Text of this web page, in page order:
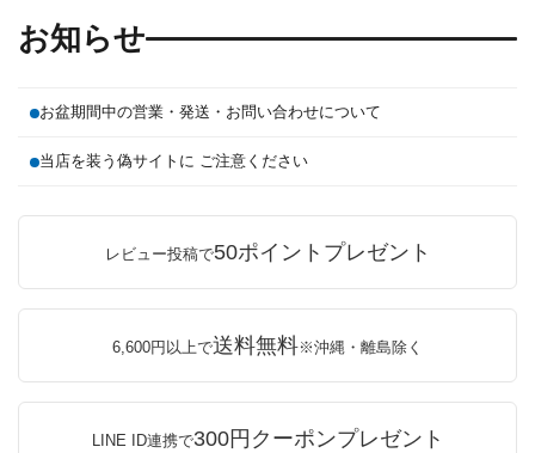
お知らせ
お盆期間中の営業・発送・お問い合わせについて
当店を装う偽サイトに ご注意ください
レビュー投稿で50ポイントプレゼント
6,600円以上で送料無料※沖縄・離島除く
LINE ID連携で300円クーポンプレゼント